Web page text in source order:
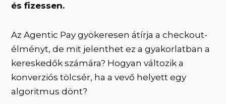
és fizessen.
Az Agentic Pay gyökeresen átírja a checkout-
élményt, de mit jelenthet ez a gyakorlatban a
kereskedők számára? Hogyan változik a
konverziós tölcsér, ha a vevő helyett egy
algoritmus dönt?